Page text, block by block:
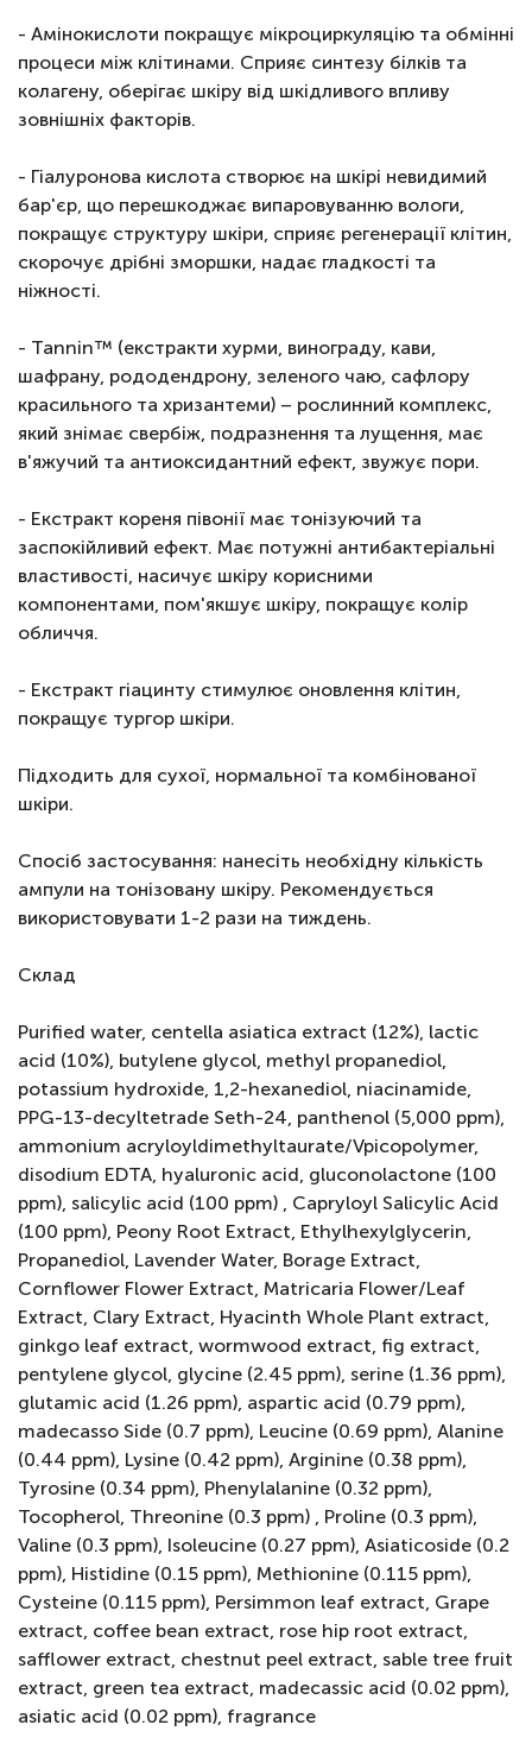
- Амінокислоти покращує мікроциркуляцію та обмінні
процеси між клітинами. Сприяє синтезу білків та
колагену, оберігає шкіру від шкідливого впливу
зовнішніх факторів.
- Гіалуронова кислота створює на шкірі невидимий
бар'єр, що перешкоджає випаровуванню вологи,
покращує структуру шкіри, сприяє регенерації клітин,
скорочує дрібні зморшки, надає гладкості та
ніжності.
- Tannin™ (екстракти хурми, винограду, кави,
шафрану, рододендрону, зеленого чаю, сафлору
красильного та хризантеми) – рослинний комплекс,
який знімає свербіж, подразнення та лущення, має
в'яжучий та антиоксидантний ефект, звужує пори.
- Екстракт кореня півонії має тонізуючий та
заспокійливий ефект. Має потужні антибактеріальні
властивості, насичує шкіру корисними
компонентами, пом'якшує шкіру, покращує колір
обличчя.
- Екстракт гіацинту стимулює оновлення клітин,
покращує тургор шкіри.
Підходить для сухої, нормальної та комбінованої
шкіри.
Спосіб застосування: нанесіть необхідну кількість
ампули на тонізовану шкіру. Рекомендується
використовувати 1-2 рази на тиждень.
Склад
Purified water, centella asiatica extract (12%), lactic
acid (10%), butylene glycol, methyl propanediol,
potassium hydroxide, 1,2-hexanediol, niacinamide,
PPG-13-decyltetrade Seth-24, panthenol (5,000 ppm),
ammonium acryloyldimethyltaurate/Vpicopolymer,
disodium EDTA, hyaluronic acid, gluconolactone (100
ppm), salicylic acid (100 ppm) , Capryloyl Salicylic Acid
(100 ppm), Peony Root Extract, Ethylhexylglycerin,
Propanediol, Lavender Water, Borage Extract,
Cornflower Flower Extract, Matricaria Flower/Leaf
Extract, Clary Extract, Hyacinth Whole Plant extract,
ginkgo leaf extract, wormwood extract, fig extract,
pentylene glycol, glycine (2.45 ppm), serine (1.36 ppm),
glutamic acid (1.26 ppm), aspartic acid (0.79 ppm),
madecasso Side (0.7 ppm), Leucine (0.69 ppm), Alanine
(0.44 ppm), Lysine (0.42 ppm), Arginine (0.38 ppm),
Tyrosine (0.34 ppm), Phenylalanine (0.32 ppm),
Tocopherol, Threonine (0.3 ppm) , Proline (0.3 ppm),
Valine (0.3 ppm), Isoleucine (0.27 ppm), Asiaticoside (0.2
ppm), Histidine (0.15 ppm), Methionine (0.115 ppm),
Cysteine (0.115 ppm), Persimmon leaf extract, Grape
extract, coffee bean extract, rose hip root extract,
safflower extract, chestnut peel extract, sable tree fruit
extract, green tea extract, madecassic acid (0.02 ppm),
asiatic acid (0.02 ppm), fragrance